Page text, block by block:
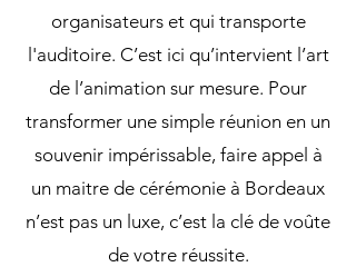
organisateurs et qui transporte
l'auditoire. C’est ici qu’intervient l’art
de l’animation sur mesure. Pour
transformer une simple réunion en un
souvenir impérissable, faire appel à
un maitre de cérémonie à Bordeaux
n’est pas un luxe, c’est la clé de voûte
de votre réussite.